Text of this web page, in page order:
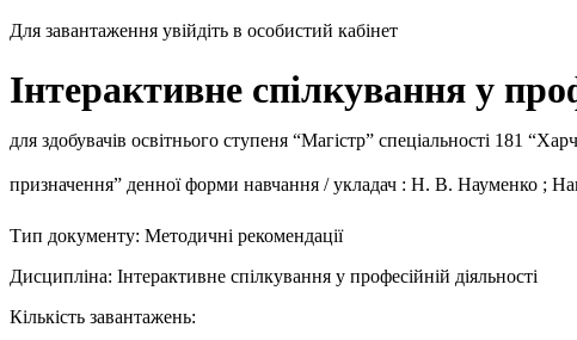
Для завантаження увійдіть в особистий кабінет
Інтерактивне спілкування у
для здобувачів освітнього ступеня “Магістр” спеціальності 181
призначення” денної форми навчання / укладач : Н. В. Науменко ;
Тип документу: Методичні рекомендації
Дисципліна: Інтерактивне спілкування у професійній діяльності
Кількість завантажень: